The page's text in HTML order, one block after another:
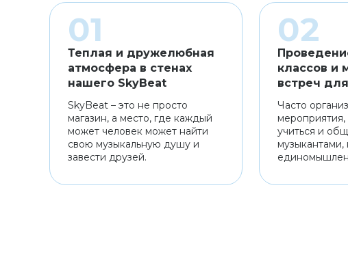
Теплая и дружелюбная
атмосфера в стенах
нашего SkyBeat
SkyBeat – это не просто
магазин, а место, где каждый
может человек может найти
свою музыкальную душу и
завести друзей.
классов и
встреч
Часто
учиться и
музыкантами,